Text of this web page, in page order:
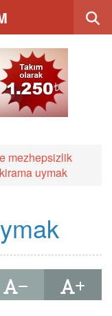
mezhepsizlik
uymak